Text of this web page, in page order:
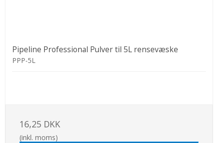
Pipeline Professional Pulver til 5L rensevæske
PPP-5L
16,25 DKK
(inkl. moms)